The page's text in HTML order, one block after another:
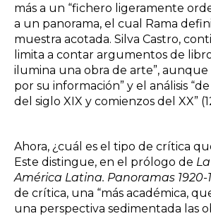
más a un “fichero ligeramente
a un panorama, el cual Rama
muestra acotada. Silva Castro,
limita a contar argumentos de
ilumina una obra de arte”, aunque
por su información” y el análisis
del siglo XIX y comienzos del XX”
Ahora, ¿cuál es el tipo de crítica
Este distingue, en el prólogo de
América Latina. Panoramas 1920-
de crítica, una “más académica,
una perspectiva sedimentada las